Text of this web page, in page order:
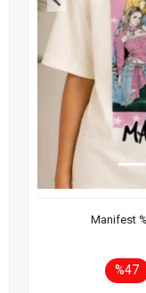
Manifest
%47